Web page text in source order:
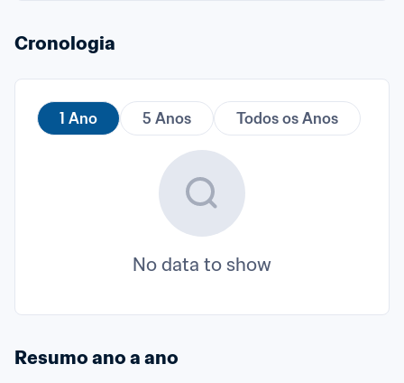
Cronologia
1 Ano 5 Anos Todos os Anos
No data to show
Resumo ano a ano